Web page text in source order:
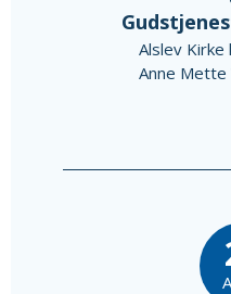
Alslev Kirke
Anne Mette